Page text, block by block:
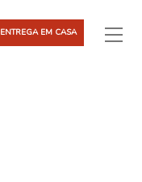
ENTREGA EM CASA